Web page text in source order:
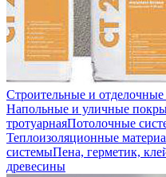
Строительные и
Напольные и уличные
тротуарнаяПотолочные
Теплоизоляционные
системыПена, герметик,
древесины